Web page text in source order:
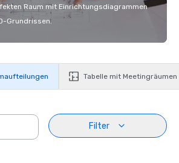
Raum mit Einrichtungsdiagrammen
Grundrissen.
Tabelle mit Meetingräumen
Filter